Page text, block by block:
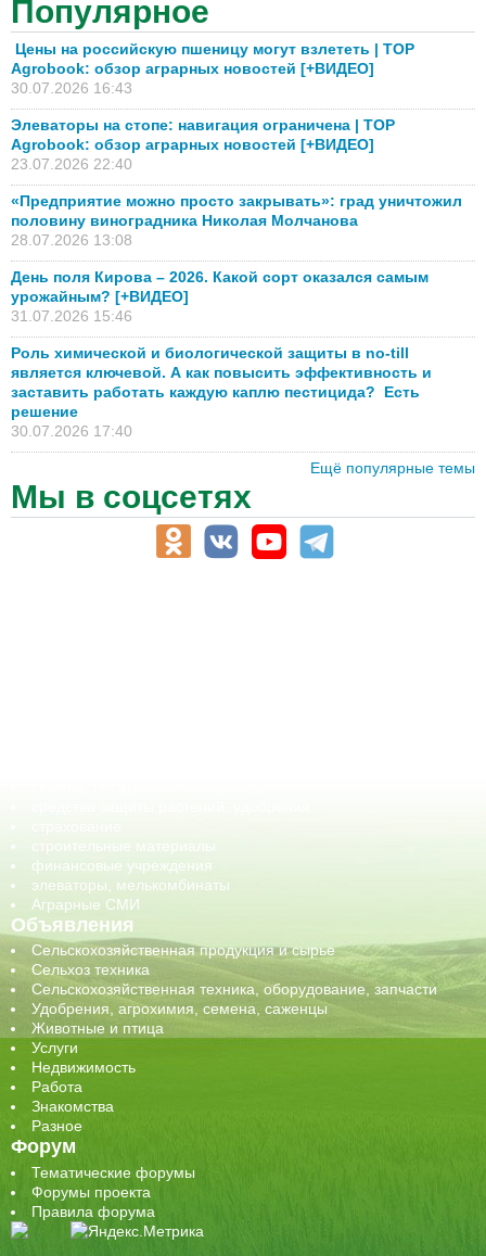
Популярное
Цены на российскую пшеницу могут взлететь | TOP
Agrobook: обзор аграрных новостей [+ВИДЕО]
30.07.2026 16:43
Элеваторы на стопе: навигация ограничена | TOP
Agrobook: обзор аграрных новостей [+ВИДЕО]
23.07.2026 22:40
«Предприятие можно просто закрывать»: град уничтожил
половину виноградника Николая Молчанова
28.07.2026 13:08
День поля Кирова – 2026. Какой сорт оказался самым
урожайным? [+ВИДЕО]
31.07.2026 15:46
Роль химической и биологической защиты в no-till
является ключевой. А как повысить эффективность и
заставить работать каждую каплю пестицида? Есть
решение
30.07.2026 17:40
Ещё популярные темы
Мы в соцсетях
строительные материалы
финансовые учреждения
элеваторы, мелькомбинаты
Аграрные СМИ
Объявления
Сельскохозяйственная продукция и сырье
Сельхоз техника
Сельскохозяйственная техника, оборудование, запчасти
Удобрения, агрохимия, семена, саженцы
Животные и птица
Услуги
Недвижимость
Работа
Знакомства
Разное
Форум
Тематические форумы
Форумы проекта
Правила форума